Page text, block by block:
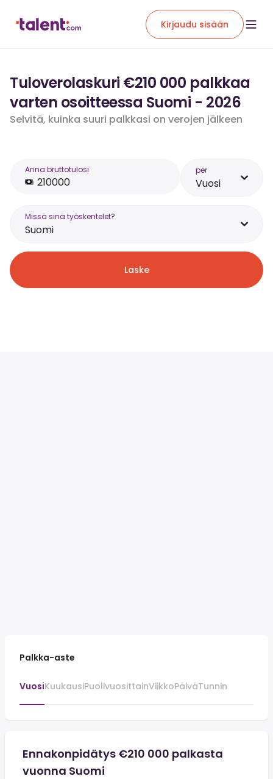
Kirjaudu sisään
Tuloverolaskuri €210 000 palkkaa
varten osoitteessa Suomi - 2026
Selvitä, kuinka suuri palkkasi on verojen jälkeen
Anna bruttotulosi per
Vuosi
Missä sinä työskentelet?
Suomi
Laske
Palkka-aste
VuosiKuukausiPuolivuosittainViikkoPäiväTunnin
Ennakonpidätys €210 000 palkasta
vuonna Suomi